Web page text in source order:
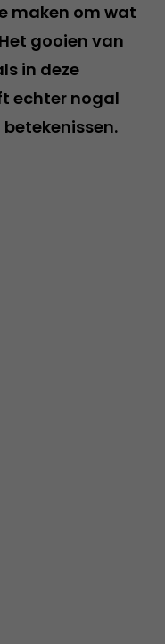
maken om wat
gooien van
in deze
echter nogal